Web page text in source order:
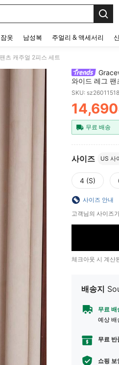
옷 남성복 주얼리 & 액세서리
츠 캐주얼 2피스 세트
와이드 레그 팬
SKU:
14,690
무료 배송
사이즈 US 사
4 (S)
사이즈 안내
고객님의 사이즈
체크아웃 시 계산
배송지
무료 배
예상 배
무료 반
쇼핑 보